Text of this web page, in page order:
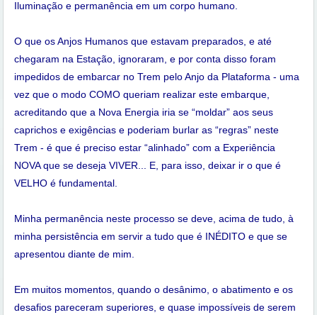
Iluminação e permanência em um corpo humano.
O que os Anjos Humanos que estavam preparados, e até
chegaram na Estação, ignoraram, e por conta disso foram
impedidos de embarcar no Trem pelo Anjo da Plataforma - uma
vez que o modo COMO queriam realizar este embarque,
acreditando que a Nova Energia iria se “moldar” aos seus
caprichos e exigências e poderiam burlar as “regras” neste
Trem - é que é preciso estar “alinhado” com a Experiência
NOVA que se deseja VIVER... E, para isso, deixar ir o que é
VELHO é fundamental.
Minha permanência neste processo se deve, acima de tudo, à
minha persistência em servir a tudo que é INÉDITO e que se
apresentou diante de mim.
Em muitos momentos, quando o desânimo, o abatimento e os
desafios pareceram superiores, e quase impossíveis de serem